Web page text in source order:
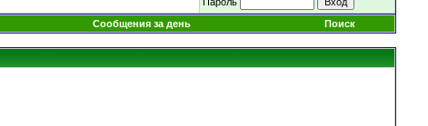
Сообщения за день Поиск